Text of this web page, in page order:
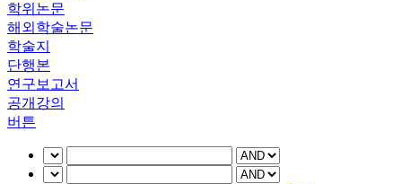
학위논문
해외학술논문
학술지
단행본
연구보고서
공개강의
버튼